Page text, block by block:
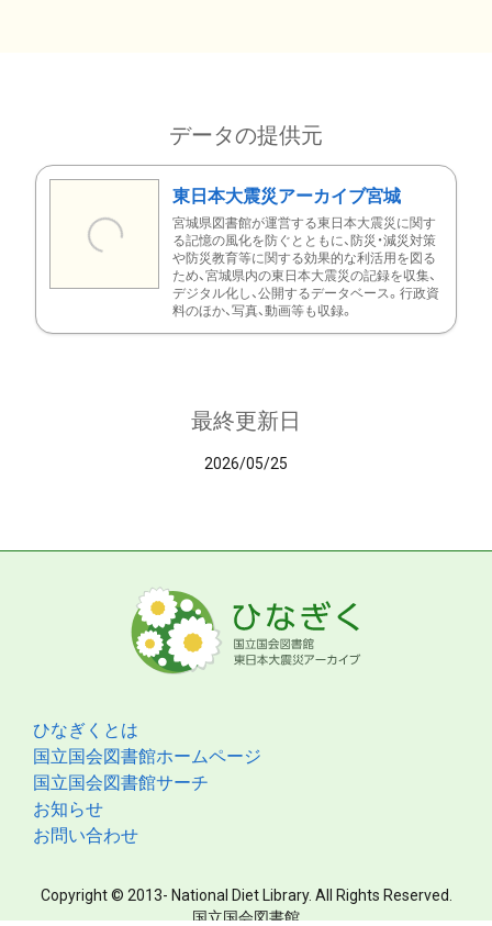
データの提供元
東日本大震災アーカイブ宮城
宮城県図書館が運営する東日本大震災に関す
る記憶の風化を防ぐとともに、防災・減災対策
や防災教育等に関する効果的な利活用を図る
ため、宮城県内の東日本大震災の記録を収集、
デジタル化し、公開するデータベース。行政資
料のほか、写真、動画等も収録。
最終更新日
2026/05/25
ひなぎくとは
国立国会図書館ホームページ
国立国会図書館サーチ
お知らせ
お問い合わせ
Copyright © 2013- National Diet Library. All Rights Reserved.